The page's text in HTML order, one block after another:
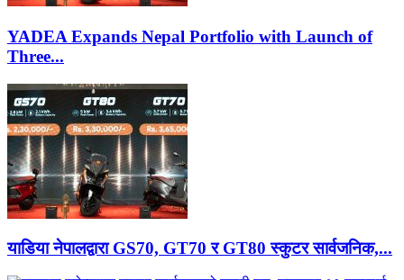
YADEA Expands Nepal Portfolio with Launch of
Three...
याडिया नेपालद्वारा GS70, GT70 र GT80 स्कुटर सार्वजनिक,...